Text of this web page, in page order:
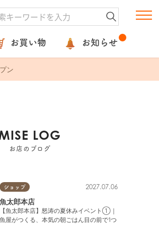
お買い物 お知らせ
ン
LOG
お店のブログ
ショップ 2027.07.06
魚太郎本店
【魚太郎本店】怒涛の夏休みイベント①｜
魚屋がつくる、本気の朝ごはん目の前で1つ